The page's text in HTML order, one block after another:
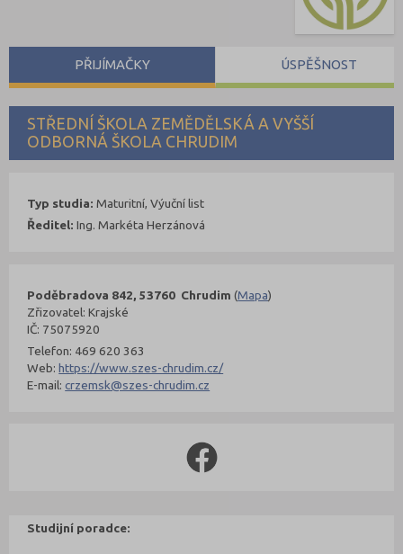
STŘEDNÍ ŠKOLA ZEMĚDĚLSKÁ A VYŠŠÍ
ODBORNÁ ŠKOLA CHRUDIM
Poděbradova 842, 53760 Chrudim (Mapa)
Zřizovatel: Krajské
IČ: 75075920
Telefon: 469 620 363
Web:https://www.szes-chrudim.cz/
E-mail:crzemsk@szes-chrudim.cz
Typ studia: Maturitní, Výuční list
Ředitel: Ing. Markéta Herzánová
Studijní poradce:
PŘIJÍMAČKY ÚSPĚŠNOST